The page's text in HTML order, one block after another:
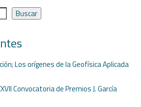
Buscar
Los orígenes de la Geofísica Aplicada
Convocatoria de Premios J. García